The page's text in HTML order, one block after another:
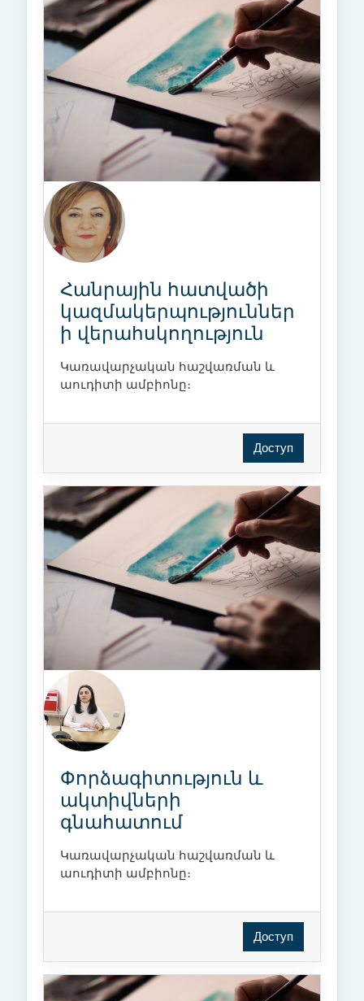
Հանրային հատվածի
կազմակերպություններ
ի վերահսկողություն
Կառավարչական հաշվառման և
աուդիտի ամբիոնը։
Доступ
Փորձագիտություն և
ակտիվների
գնահատում
Կառավարչական հաշվառման և
աուդիտի ամբիոնը։
Доступ